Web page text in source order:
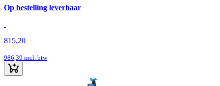
Op bestelling leverbaar
815,20
986,39 incl. btw